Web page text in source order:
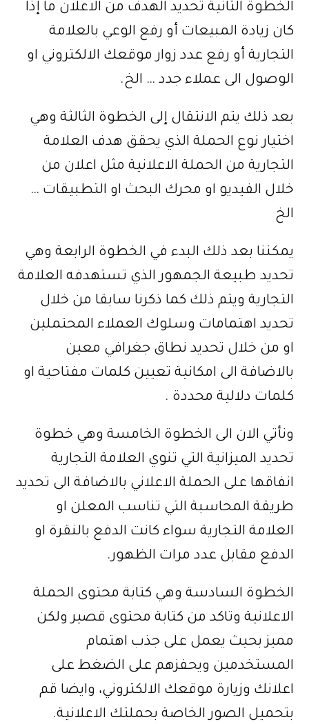
الخطوة الثانية تحديد الهدف من الاعلان ما إذا
كان زيادة المبيعات أو رفع الوعي بالعلامة
التجارية أو رفع عدد زوار موقعك الالكتروني او
الوصول الى عملاء جدد … الخ.
بعد ذلك يتم الانتقال إلى الخطوة الثالثة وهي
اختيار نوع الحملة الذي يحقق هدف العلامة
التجارية من الحملة الاعلانية مثل اعلان من
خلال الفيديو او محرك البحث او التطبيقات …
الخ
يمكننا بعد ذلك البدء في الخطوة الرابعة وهي
تحديد طبيعة الجمهور الذي تستهدفه العلامة
التجارية ويتم ذلك كما ذكرنا سابقا من خلال
تحديد اهتمامات وسلوك العملاء المحتملين
او من خلال تحديد نطاق جغرافي معين
بالاضافة الى امكانية تعيين كلمات مفتاحية او
كلمات دلالية محددة .
ونأتي الان الى الخطوة الخامسة وهي خطوة
تحديد الميزانية التي تنوي العلامة التجارية
انفاقها على الحملة الاعلاني بالاضافة الى تحديد
طريقة المحاسبة التي تناسب المعلن او
العلامة التجارية سواء كانت الدفع بالنقرة او
الدفع مقابل عدد مرات الظهور.
الخطوة السادسة وهي كتابة محتوى الحملة
الاعلانية وتاكد من كتابة محتوى قصير ولكن
مميز بحيث يعمل على جذب اهتمام
المستخدمين ويحفزهم على الضغط على
اعلانك وزيارة موقعك الالكتروني، وايضا قم
بتحميل الصور الخاصة بحملتك الاعلانية.